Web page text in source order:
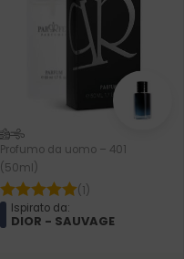
Profumo da uomo – 401
(50ml)
(1)
Ispirato da:
DIOR - SAUVAGE